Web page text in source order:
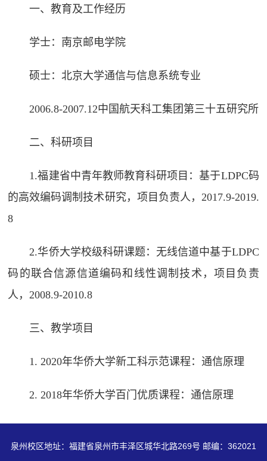
一、教育及工作经历
学士：南京邮电学院
硕士：北京大学通信与信息系统专业
2006.8-2007.12中国航天科工集团第三十五研究所
二、科研项目
1.福建省中青年教师教育科研项目：基于LDPC码
的高效编码调制技术研究，项目负责人，2017.9-2019.
8
2.华侨大学校级科研课题：无线信道中基于LDPC
码的联合信源信道编码和线性调制技术，项目负责
人，2008.9-2010.8
三、教学项目
1. 2020年华侨大学新工科示范课程：通信原理
2. 2018年华侨大学百门优质课程：通信原理
泉州校区地址：福建省泉州市丰泽区城华北路269号 邮编：362021